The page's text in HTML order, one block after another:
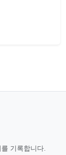
기록합니다.